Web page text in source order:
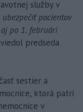
služby v
pacientov
po 1. februári
predseda
sestier a
ktorá patrí
v